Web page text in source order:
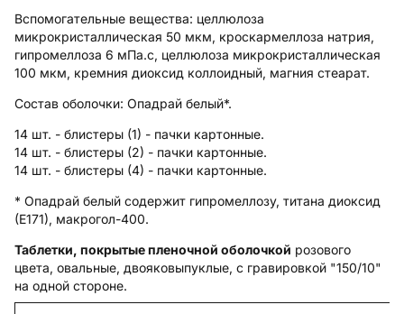
Вспомогательные вещества: целлюлоза
микрокристаллическая 50 мкм, кроскармеллоза натрия,
гипромеллоза 6 мПа.с, целлюлоза микрокристаллическая
100 мкм, кремния диоксид коллоидный, магния стеарат.
Состав оболочки: Опадрай белый*.
14 шт. - блистеры (1) - пачки картонные.
14 шт. - блистеры (2) - пачки картонные.
14 шт. - блистеры (4) - пачки картонные.
* Опадрай белый содержит гипромеллозу, титана диоксид
(Е171), макрогол-400.
Таблетки, покрытые пленочной оболочкой розового
цвета, овальные, двояковыпуклые, с гравировкой "150/10"
на одной стороне.